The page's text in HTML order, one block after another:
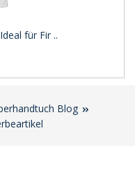
für Fir ..
Blog